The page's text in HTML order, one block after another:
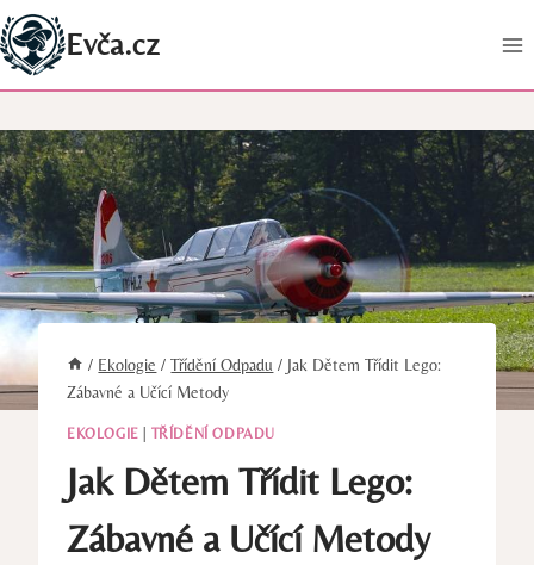
Přeskočit
na
obsah
Evča.cz
/ Ekologie / Třídění Odpadu / Jak Dětem Třídit Lego:
Zábavné a Učící Metody
EKOLOGIE TŘÍDĚNÍ ODPADU
Jak Dětem Třídit Lego:
Zábavné a Učící Metody